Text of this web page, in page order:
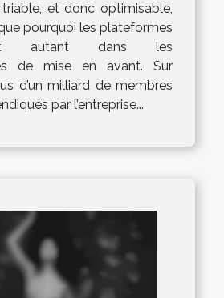
et donc optimisable,
pourquoi les plateformes
autant dans les
de mise en avant. Sur
d’un milliard de membres
par l’entreprise...